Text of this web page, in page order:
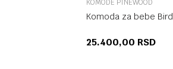
KOMODE PINEWOOD
Komoda za bebe Bird
25.400,00 RSD